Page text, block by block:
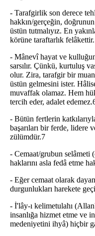
- Tarafgirlik son derece
hakkın/gerçeğin, doğrunun
üstün tutmalıyız. En
körüne taraftarlık felâkettir.
- Mânevî hayat ve
sarsılır. Çünkü, kurtuluş
olur. Zira, tarafgir bir
üstün gelmesini ister.
muvaffak olamaz. Hem
tercih eder, adalet
- Bütün fertlerin
başarıları bir ferde, lidere
zülümdür.7
- Cemaat/grubun selâmeti
haklarını asla fedâ etme
- Eğer cemaat olarak
durgunlukları harekete
- İ'lây-ı kelimetulahı
insanlığa hizmet etme ve
medeniyetini ihyâ) hiçbir